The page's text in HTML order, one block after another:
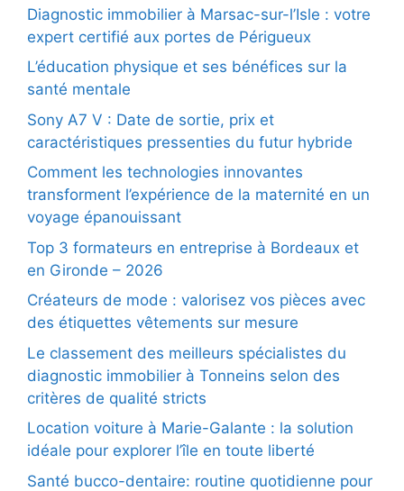
Diagnostic immobilier à Marsac-sur-l’Isle : votre
expert certifié aux portes de Périgueux
L’éducation physique et ses bénéfices sur la
santé mentale
Sony A7 V : Date de sortie, prix et
caractéristiques pressenties du futur hybride
Comment les technologies innovantes
transforment l’expérience de la maternité en un
voyage épanouissant
Top 3 formateurs en entreprise à Bordeaux et
en Gironde – 2026
Créateurs de mode : valorisez vos pièces avec
des étiquettes vêtements sur mesure
Le classement des meilleurs spécialistes du
diagnostic immobilier à Tonneins selon des
critères de qualité stricts
Location voiture à Marie-Galante : la solution
idéale pour explorer l’île en toute liberté
Santé bucco-dentaire: routine quotidienne pour